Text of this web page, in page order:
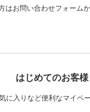
はお問い合わせフォーム
はじめてのお客様
に入りなど便利なマイペ